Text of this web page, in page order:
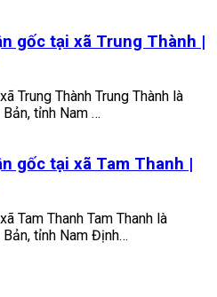
gốc tại xã Trung Thành |
Trung Thành Trung Thành là
tỉnh Nam …
gốc tại xã Tam Thanh |
Tam Thanh Tam Thanh là
tỉnh Nam Định…